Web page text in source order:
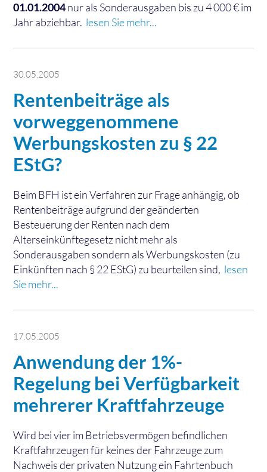
01.01.2004nur als Sonderausgaben bis zu 4 000 € im
Jahr abziehbar. lesen Sie mehr...
30.05.2005
Rentenbeiträge als
vorweggenommene
Werbungskosten zu § 22
EStG?
Beim BFH ist ein Verfahren zur Frage anhängig, ob
Rentenbeiträge aufgrund der geänderten
Besteuerung der Renten nach dem
Alterseinkünftegesetz nicht mehr als
Sonderausgaben sondern als Werbungskosten (zu
Einkünften nach § 22 EStG) zu beurteilen sind, lesen
Sie mehr...
17.05.2005
Anwendung der 1%-
Regelung bei Verfügbarkeit
mehrerer Kraftfahrzeuge
Wird bei vier im Betriebsvermögen befindlichen
Kraftfahrzeugen für keines der Fahrzeuge zum
Nachweis der privaten Nutzung ein Fahrtenbuch